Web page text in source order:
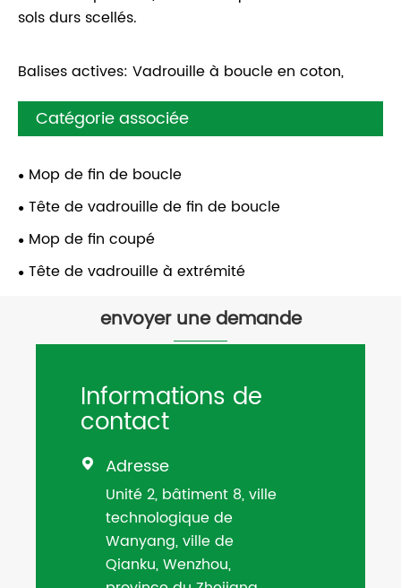
sols durs scellés.
Balises actives: Vadrouille à boucle en coton,
Catégorie associée
Mop de fin de boucle
Tête de vadrouille de fin de boucle
Mop de fin coupé
Tête de vadrouille à extrémité
envoyer une demande
Informations de
contact
 Adresse
Unité 2, bâtiment 8, ville
technologique de
Wanyang, ville de
Qianku, Wenzhou,